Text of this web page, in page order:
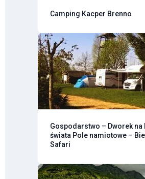
Camping Kacper Brenno
Gospodarstwo – Dworek na
świata Pole namiotowe –
Safari